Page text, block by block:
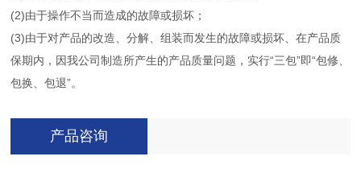
(2)由于操作不当而造成的故障或损坏；
(3)由于对产品的改造、分解、组装而发生的故障或损坏、在产品质
保期内，因我公司制造所产生的产品质量问题，实行“三包”即“包修、
包换、包退”。
产品咨询